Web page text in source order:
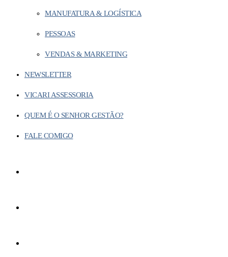
MANUFATURA & LOGÍSTICA
PESSOAS
VENDAS & MARKETING
NEWSLETTER
VICARI ASSESSORIA
QUEM É O SENHOR GESTÃO?
FALE COMIGO